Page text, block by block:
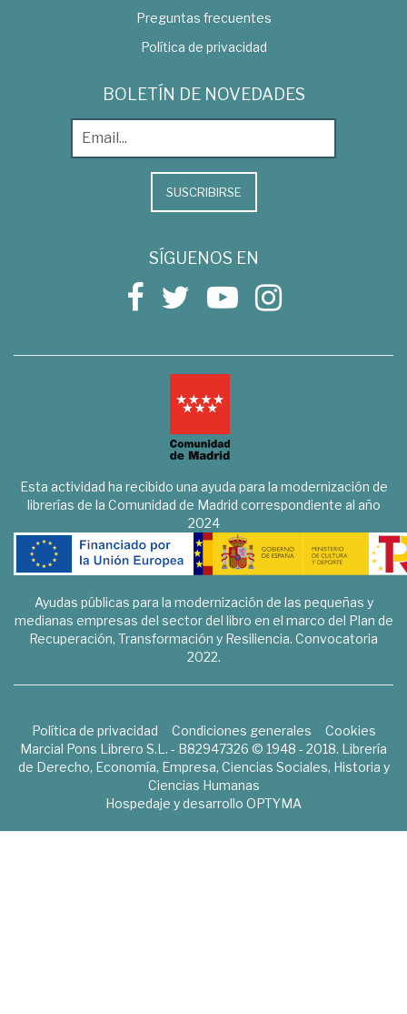
Preguntas frecuentes
Política de privacidad
BOLETÍN DE NOVEDADES
SUSCRIBIRSE
SÍGUENOS EN
Esta actividad ha recibido una ayuda para la modernización de
librerías de la Comunidad de Madrid correspondiente al año
2024
Ayudas públicas para la modernización de las pequeñas y
medianas empresas del sector del libro en el marco del Plan de
Recuperación, Transformación y Resiliencia. Convocatoria
2022.
Política de privacidad Condiciones generales
Cookies
Marcial Pons Librero S.L. - B82947326 © 1948 - 2018. Librería
de Derecho, Economía, Empresa, Ciencias Sociales, Historia y
Ciencias Humanas
Hospedaje y desarrollo OPTYMA